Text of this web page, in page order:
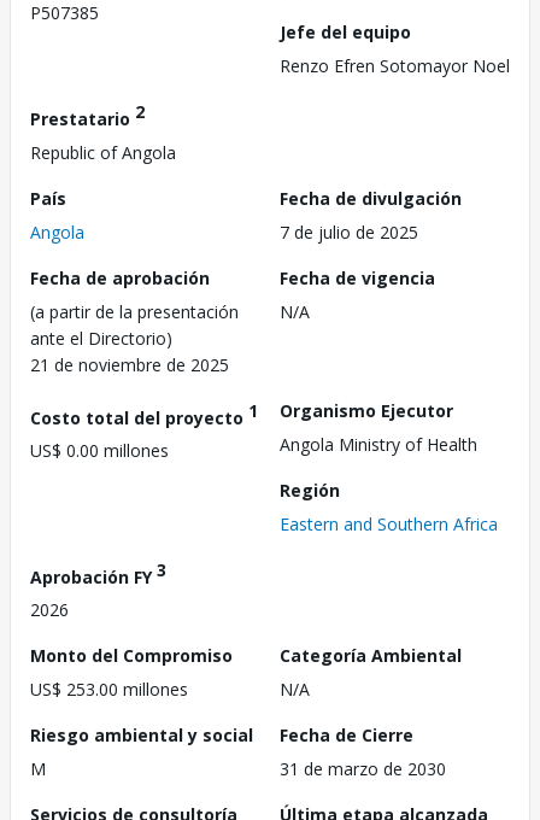
P507385
Jefe del equipo
Renzo Efren Sotomayor Noel
Prestatario 2
Republic of Angola
País
Angola
Fecha de divulgación
7 de julio de 2025
Fecha de aprobación
(a partir de la presentación
ante el Directorio)
21 de noviembre de 2025
Fecha de vigencia
N/A
Costo total del proyecto 1
US$ 0.00 millones
Organismo Ejecutor
Angola Ministry of Health
Región
Eastern and Southern Africa
Aprobación FY3
2026
Monto del Compromiso
US$ 253.00 millones
Categoría Ambiental
N/A
Riesgo ambiental y social
M
Fecha de Cierre
31 de marzo de 2030
Servicios de consultoría
Última etapa alcanzada